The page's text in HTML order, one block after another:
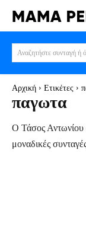
Αναζητήστε συνταγή ή
Αρχική Ετικέτες
παγωτα
Ο Τάσος Αντωνίου
μοναδικές